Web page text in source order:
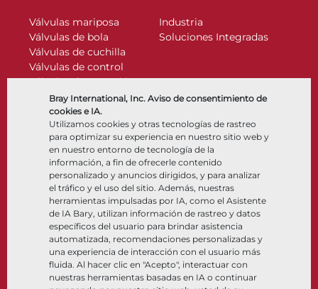
Bray International, Inc. Aviso de consentimiento de
cookies e IA.
Utilizamos cookies y otras tecnologías de rastreo
para optimizar su experiencia en nuestro sitio web y
en nuestro entorno de tecnología de la
información, a fin de ofrecerle contenido
personalizado y anuncios dirigidos, y para analizar
el tráfico y el uso del sitio. Además, nuestras
herramientas impulsadas por IA, como el Asistente
de IA Bary, utilizan información de rastreo y datos
específicos del usuario para brindar asistencia
automatizada, recomendaciones personalizadas y
una experiencia de interacción con el usuario más
fluida. Al hacer clic en "Acepto", interactuar con
nuestras herramientas basadas en IA o continuar
Válvulas mariposa
Válvulas de bola
Válvulas de cuchilla
Válvulas de control
Válvulas de retención
Actuadores
Accesorios de control
Criogénico
Industria
Soluciones Integradas
Compañía
Nosotros
Ubicaciones
Asociación
Sostenibilidad
Portal del cliente
Recursos
Documentos
Centro de información
Software
Selección de materiales